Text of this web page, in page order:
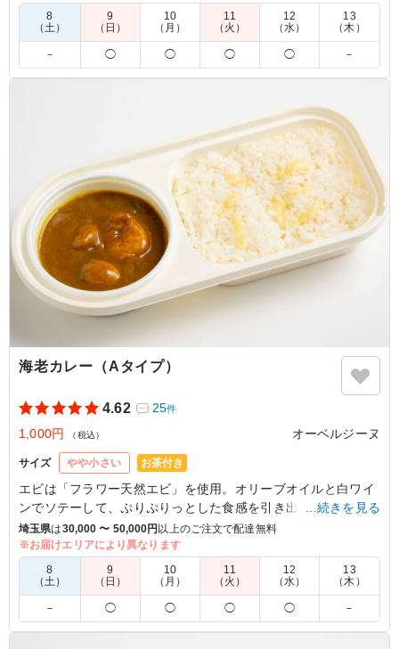
※喫食までにバターが溶けてしまう場合がございます。冷蔵庫
等で保管できるご用意をお願い致します。
※オプションにて店舗ロゴ入りの紙のスリーブケース(化粧箱)
また、画像サンプルはカテゴリ：「オプション」内の「スリー
ブケース(化粧箱)」をご参照ください。各商品共通のケースと
5.0 株式会社カスタネット
王道のビーフカレー。カレーにしっかりとビーフの入った
カレーは大好評でした。ボリュームもあり男性スタッフも
しっかりと食べていました。ジャガイモにはバターもつい
てさらに満足しました。
ご利用シーン：ロケ・撮影
8
（土）
9
（日）
10
（月）
11
（火）
12
（水）
13
（木）
－ ◯ ◯ ◯ ◯ －
海老カレー（Aタイプ）
4.62 25件
1,000円 （税込） オーベルジーヌ
サイズ やや小さい お茶付き
エビは「フラワー天然エビ」を使用。オリーブオイルと白ワイ
ンでソテーして、ぷりぷりっとした食感を引き出しています。
濃厚なカレーの中でもエビの美味しさが引き立つ一品です。
※オプションにてスリーブケース(化粧箱)をご用意しておりま
す。ご希望の際は下記「ご飯の種類」プルダウンよりご選択く
…続きを見る
埼玉県は30,000 〜 50,000円 以上のご注文で配達無料
※お届けエリアにより異なります
8
（土）
9
（日）
10
（月）
11
（火）
12
（水）
13
（木）
－ ◯ ◯ ◯ ◯ －